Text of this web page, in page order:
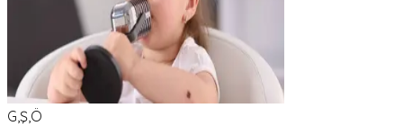
G,Ş,Ö